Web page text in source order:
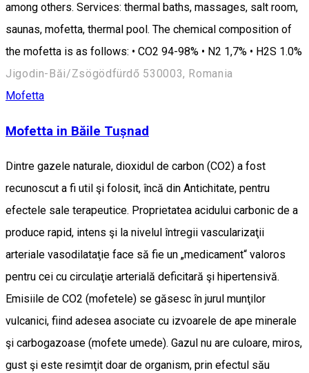
among others. Services: thermal baths, massages, salt room,
saunas, mofetta, thermal pool. The chemical composition of
the mofetta is as follows: • CO2 94-98% • N2 1,7% • H2S 1.0%
Jigodin-Băi/Zsögödfürdő 530003, Romania
Mofetta
Mofetta in Băile Tușnad
Dintre gazele naturale, dioxidul de carbon (CO2) a fost
recunoscut a fi util şi folosit, încă din Antichitate, pentru
efectele sale terapeutice. Proprietatea acidului carbonic de a
produce rapid, intens şi la nivelul întregii vascularizaţii
arteriale vasodilataţie face să fie un „medicament“ valoros
pentru cei cu circulaţie arterială deficitară şi hipertensivă.
Emisiile de CO2 (mofetele) se găsesc în jurul munţilor
vulcanici, fiind adesea asociate cu izvoarele de ape minerale
şi carbogazoase (mofete umede). Gazul nu are culoare, miros,
gust şi este resimţit doar de organism, prin efectul său